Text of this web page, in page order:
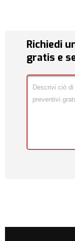
Richiedi
gratis e